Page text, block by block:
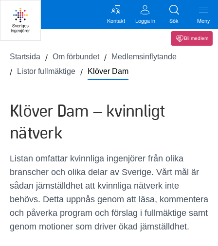
Kontakt Logga in Sök Meny
Bli medlem
Startsida Om förbundet
Medlemsinflytande
Listor fullmäktige
Klöver Dam
Klöver Dam – kvinnligt
nätverk
Listan omfattar kvinnliga ingenjörer från olika
branscher och olika delar av Sverige. Vårt mål är
sådan jämställdhet att kvinnliga nätverk inte
behövs. Detta uppnås genom att läsa, kommentera
och påverka program och förslag i fullmäktige samt
genom motioner som driver ökad jämställdhet.